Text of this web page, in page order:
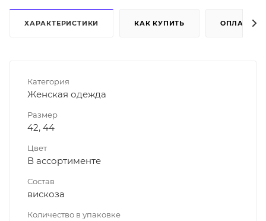
ХАРАКТЕРИСТИКИ КАК КУПИТЬ ОПЛАТА
Категория
Женская одежда
Размер
42, 44
Цвет
В ассортименте
Состав
вискоза
Количество в упаковке